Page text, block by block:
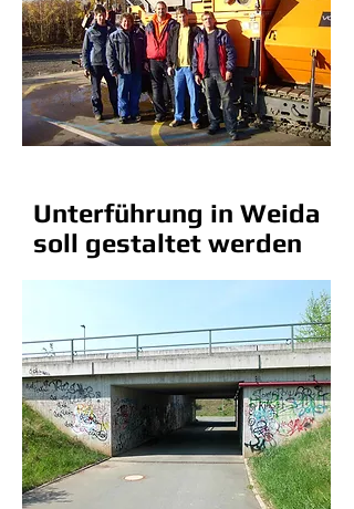
Unterführung in Weida
soll gestaltet werden